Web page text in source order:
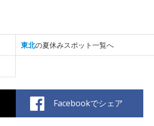
東北の夏休みスポット一覧へ
Facebookでシェア